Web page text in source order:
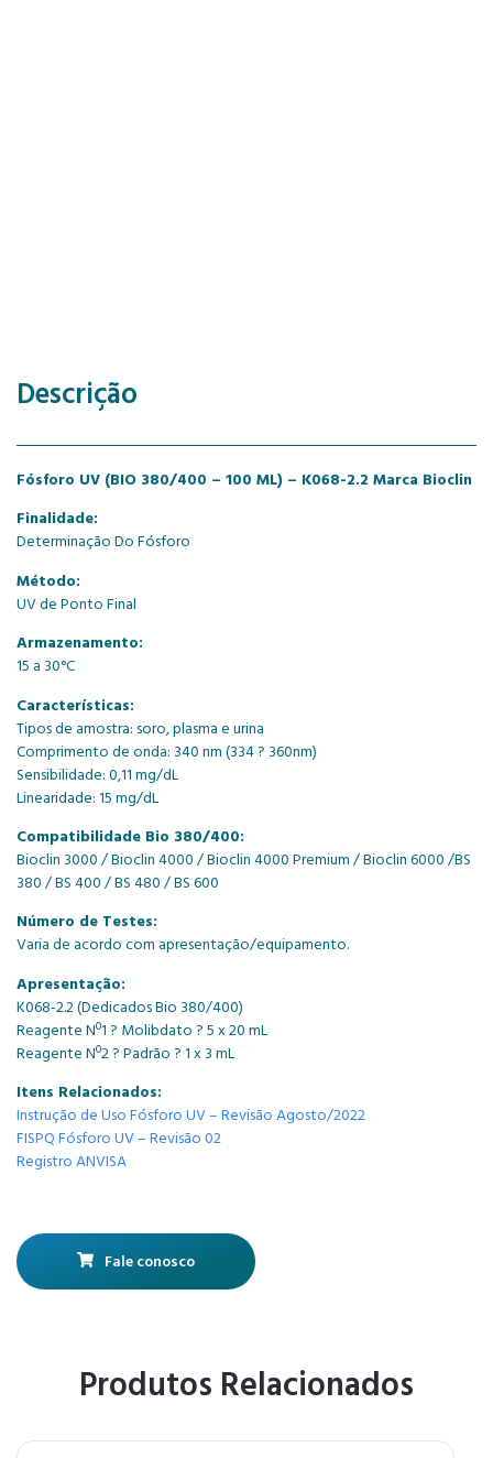
Descrição
Fósforo UV (BIO 380/400 – 100 ML) – K068-2.2 Marca Bioclin
Finalidade:
Determinação Do Fósforo
Método:
UV de Ponto Final
Armazenamento:
15 a 30°C
Características:
Tipos de amostra: soro, plasma e urina
Comprimento de onda: 340 nm (334 ? 360nm)
Sensibilidade: 0,11 mg/dL
Linearidade: 15 mg/dL
Compatibilidade Bio 380/400:
Bioclin 3000 / Bioclin 4000 / Bioclin 4000 Premium / Bioclin 6000 /BS
380 / BS 400 / BS 480 / BS 600
Número de Testes:
Varia de acordo com apresentação/equipamento.
Apresentação:
K068-2.2 (Dedicados Bio 380/400)
Reagente Nº1 ? Molibdato ? 5 x 20 mL
Reagente Nº2 ? Padrão ? 1 x 3 mL
Itens Relacionados:
Instrução de Uso Fósforo UV – Revisão Agosto/2022
FISPQ Fósforo UV – Revisão 02
Registro ANVISA
Fale conosco
Produtos Relacionados